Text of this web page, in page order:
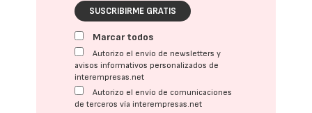
SUSCRIBIRME GRATIS
Marcar todos
Autorizo el envío de newsletters y
avisos informativos personalizados de
interempresas.net
Autorizo el envío de comunicaciones
de terceros vía interempresas.net